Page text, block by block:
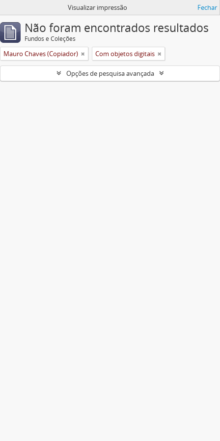
Visualizar impressão Fechar
Não foram encontrados resultados
Fundos e Coleções
Mauro Chaves (Copiador) Com objetos digitais
Opções de pesquisa avançada